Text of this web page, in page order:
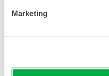
Marketing